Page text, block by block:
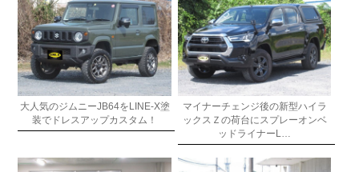
大人気のジムニーJB64をLINE-X塗
装でドレスアップカスタム！
マイナーチェンジ後の新型ハイラ
ックスＺの荷台にスプレーオンベ
ッドライナーL…